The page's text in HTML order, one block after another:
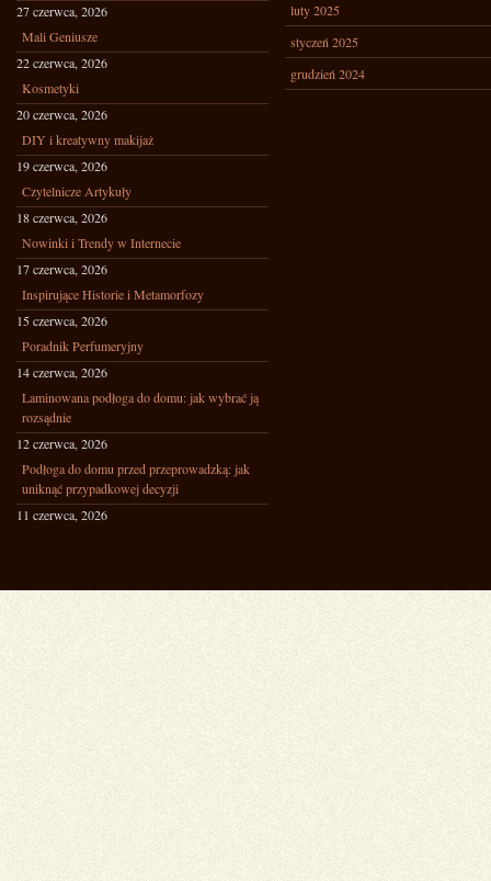
27 czerwca, 2026
Mali Geniusze
22 czerwca, 2026
Kosmetyki
20 czerwca, 2026
DIY i kreatywny makijaż
19 czerwca, 2026
Czytelnicze Artykuły
18 czerwca, 2026
Nowinki i Trendy w Internecie
17 czerwca, 2026
Inspirujące Historie i Metamorfozy
15 czerwca, 2026
Poradnik Perfumeryjny
14 czerwca, 2026
Laminowana podłoga do domu: jak wybrać ją
rozsądnie
12 czerwca, 2026
Podłoga do domu przed przeprowadzką: jak
uniknąć przypadkowej decyzji
11 czerwca, 2026
luty 2025
styczeń 2025
grudzień 2024